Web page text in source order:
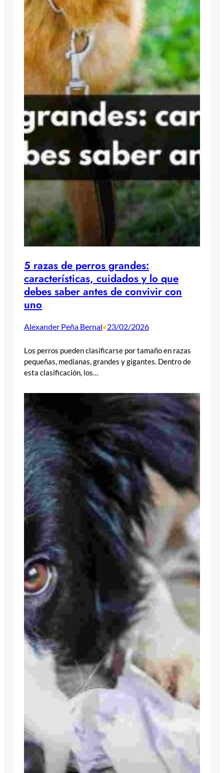
5 razas de perros grandes:
características, cuidados y lo que
debes saber antes de convivir con
uno
Alexander Peña Bernal•23/02/2026
Los perros pueden clasificarse por tamaño en razas
pequeñas, medianas, grandes y gigantes. Dentro de
esta clasificación, los…